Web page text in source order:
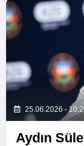
25.06.2026 -
Aydın